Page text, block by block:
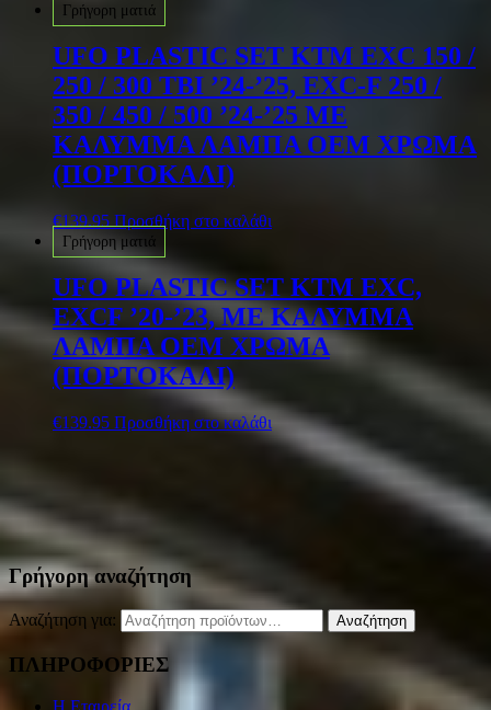
Γρήγορη ματιά
UFO PLASTIC SET KTM EXC 150 /
250 / 300 TBI ’24-’25, EXC-F 250 /
350 / 450 / 500 ’24-’25 ME
ΚΑΛΥΜΜΑ ΛΑΜΠΑ OEM ΧΡΩΜΑ
(ΠΟΡΤΟΚΑΛΙ)
€139.95 Προσθήκη στο καλάθι
Γρήγορη ματιά
UFO PLASTIC SET KTM EXC,
EXCF ’20-’23, ME ΚΑΛΥΜΜΑ
ΛΑΜΠΑ OEM ΧΡΩΜΑ
(ΠΟΡΤΟΚΑΛΙ)
€139.95 Προσθήκη στο καλάθι
Γρήγορη αναζήτηση
Αναζήτηση για: Αναζήτηση
ΠΛΗΡΟΦΟΡΙΕΣ